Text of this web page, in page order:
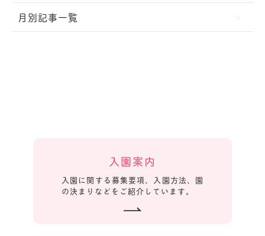
月別記事一覧
入園案内
入園に関する募集要項、入園方法、園
の決まりなどをご紹介しています。